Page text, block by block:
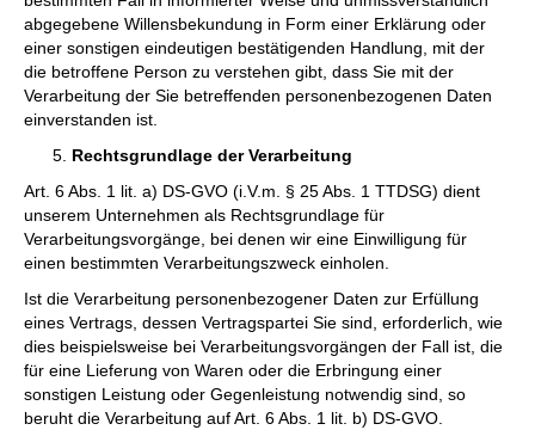
abgegebene Willensbekundung in Form einer Erklärung oder
einer sonstigen eindeutigen bestätigenden Handlung, mit der
die betroffene Person zu verstehen gibt, dass Sie mit der
Verarbeitung der Sie betreffenden personenbezogenen Daten
einverstanden ist.
Rechtsgrundlage der Verarbeitung
Art. 6 Abs. 1 lit. a) DS-GVO (i.V.m. § 25 Abs. 1 TTDSG) dient
unserem Unternehmen als Rechtsgrundlage für
Verarbeitungsvorgänge, bei denen wir eine Einwilligung für
einen bestimmten Verarbeitungszweck einholen.
Ist die Verarbeitung personenbezogener Daten zur Erfüllung
eines Vertrags, dessen Vertragspartei Sie sind, erforderlich, wie
dies beispielsweise bei Verarbeitungsvorgängen der Fall ist, die
für eine Lieferung von Waren oder die Erbringung einer
sonstigen Leistung oder Gegenleistung notwendig sind, so
beruht die Verarbeitung auf Art. 6 Abs. 1 lit. b) DS-GVO.